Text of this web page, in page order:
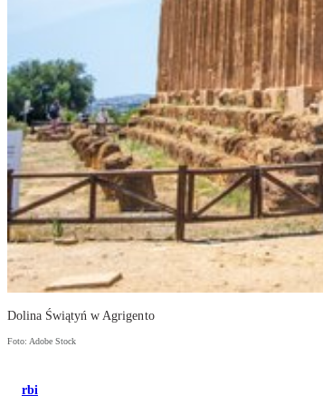
Dolina Świątyń w Agrigento
Foto: Adobe Stock
rbi